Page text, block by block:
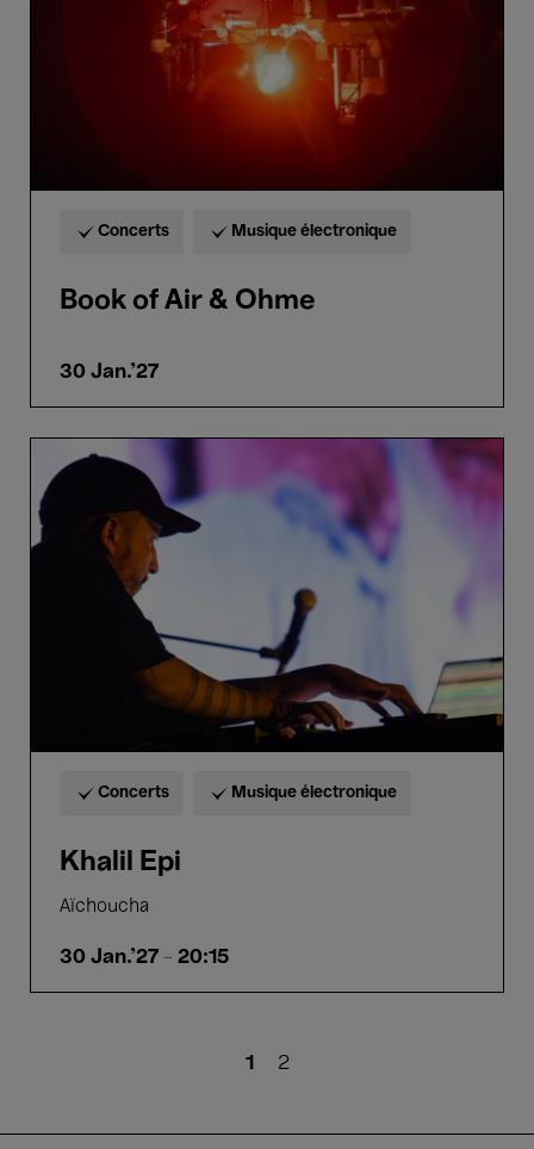
Concerts Musique électronique
Book of Air & Ohme
30 Jan.'27
Epi
Concerts Musique électronique
Khalil Epi
Aïchoucha
30 Jan.'27 - 20:15
Page
1 Page
2